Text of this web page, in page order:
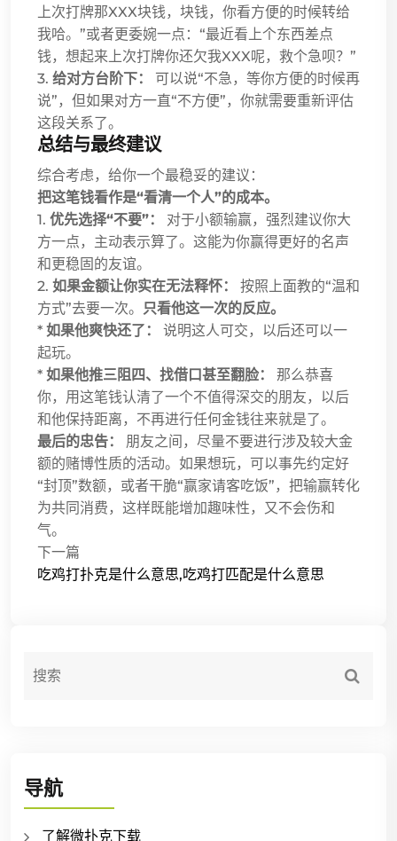
上次打牌那XXX块钱，块钱，你看方便的时候转给
我哈。”或者更委婉一点：“最近看上个东西差点
钱，想起来上次打牌你还欠我XXX呢，救个急呗？”
3. 给对方台阶下：
可以说“不急，等你方便的时候再
说”，但如果对方一直“不方便”，你就需要重新评估
这段关系了。
总结与最终建议
综合考虑，给你一个最稳妥的建议：
把这笔钱看作是“看清一个人”的成本。
1. 优先选择“不要”：
对于小额输赢，强烈建议你大
方一点，主动表示算了。这能为你赢得更好的名声
和更稳固的友谊。
2. 如果金额让你实在无法释怀：
按照上面教的“温和
方式”去要一次。
只看他这一次的反应。
* 如果他爽快还了：
说明这人可交，以后还可以一
起玩。
* 如果他推三阻四、找借口甚至翻脸：
那么恭喜
你，用这笔钱认清了一个不值得深交的朋友，以后
和他保持距离，不再进行任何金钱往来就是了。
最后的忠告：
朋友之间，尽量不要进行涉及较大金
额的赌博性质的活动。如果想玩，可以事先约定好
“封顶”数额，或者干脆“赢家请客吃饭”，把输赢转化
为共同消费，这样既能增加趣味性，又不会伤和
气。
下一篇
吃鸡打扑克是什么意思,吃鸡打匹配是什么意思
导航
了解微扑克下载